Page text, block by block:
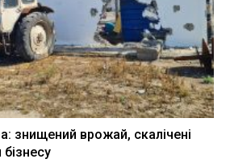
знищений врожай, скалічені